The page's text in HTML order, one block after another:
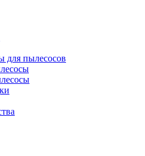
для пылесосов